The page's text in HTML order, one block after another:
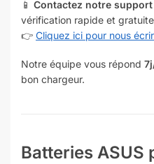
📱 Contactez notre
vérification rapide et gratuite
👉 Cliquez ici pour nous
Notre équipe vous répond
bon chargeur.
Batteries ASUS